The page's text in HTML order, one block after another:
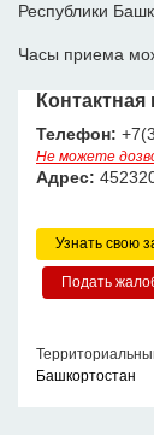
Республики
Часы приема
Телефон:
Не можете
Адрес:
Узнать свою
Башкортостан